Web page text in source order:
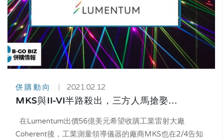
併購動向 2021.02.12
MKS與II-VI半路殺出，三方人馬搶娶
在Lumentum出價56億美元希望收購工業雷射大廠
Coherent後，工業測量領導儀器的廠商MKS也在2/4告知